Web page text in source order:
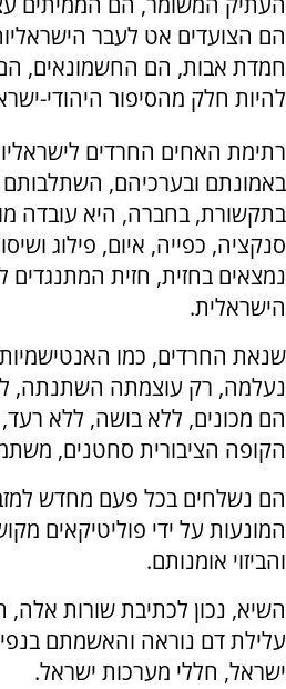
הם הצועדים אט לעבר
חמדת אבות, הם החשמונאים,
להיות חלק מהסיפור היהודי-
רתימת האחים החרדים
באמונתם ובערכיהם,
בתקשורת, בחברה, היא עובדה
סנקציה, כפייה, איום, פילוג
נמצאים בחזית, חזית
הישראלית.
שנאת החרדים, כמו
נעלמה, רק עוצמתה השתנתה,
הם מכונים, ללא בושה, ללא רעד,
הקופה הציבורית סחטנים,
הם נשלחים בכל פעם מחדש
המונעות על ידי פוליטיקאים
והביזוי אומנותם.
השיא, נכון לכתיבת שורות
עלילת דם נוראה והאשמתם
ישראל, חללי מערכות ישראל.